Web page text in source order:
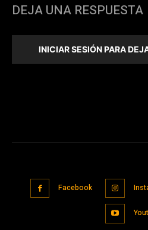
DEJA UNA RESPUESTA
INICIAR SESIÓN PARA
Facebook